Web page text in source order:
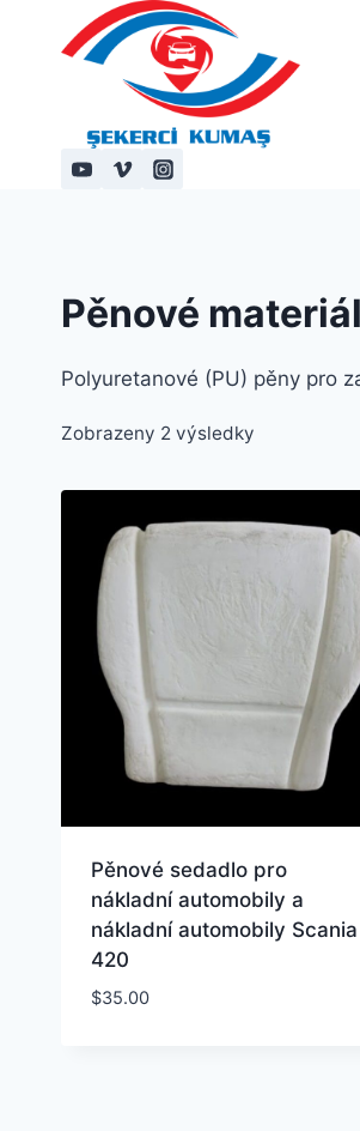
Pěnové
Polyuretanové (PU) pěny pro
Zobrazeny 2 výsledky
Pěnové sedadlo pro
nákladní automobily a
nákladní automobily Scania
420
$35.00